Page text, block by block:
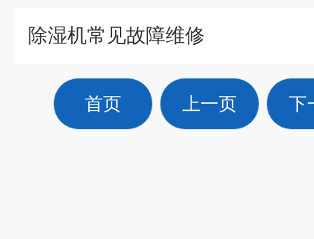
除湿机常见故障维修
首页 上一页 下